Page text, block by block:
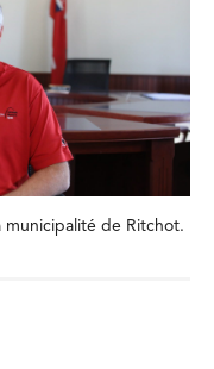
municipalité de Ritchot.